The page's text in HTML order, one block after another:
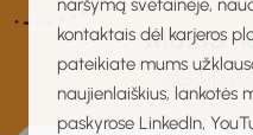
naršymą svetainėje,
kontaktais dėl karjeros
pateikiate mums
naujienlaiškius, lankotės
paskyrose LinkedIn,
MUKIS
Gaukite